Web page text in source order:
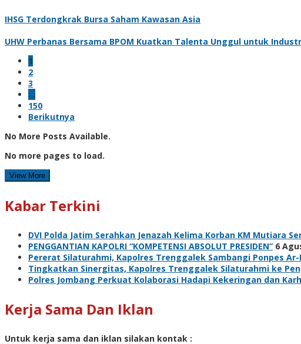
IHSG Terdongkrak Bursa Saham Kawasan Asia
UHW Perbanas Bersama BPOM Kuatkan Talenta Unggul untuk
1
2
3
…
150
Berikutnya
No More Posts Available.
No more pages to load.
View More
Kabar Terkini
DVI Polda Jatim Serahkan Jenazah Kelima Korban KM Mutiara
PENGGANTIAN KAPOLRI “KOMPETENSI ABSOLUT PRESIDEN” 6
Pererat Silaturahmi, Kapolres Trenggalek Sambangi Ponpes
Tingkatkan Sinergitas, Kapolres Trenggalek Silaturahmi ke
Polres Jombang Perkuat Kolaborasi Hadapi Kekeringan dan
Kerja Sama Dan Iklan
Untuk kerja sama dan iklan silakan kontak :